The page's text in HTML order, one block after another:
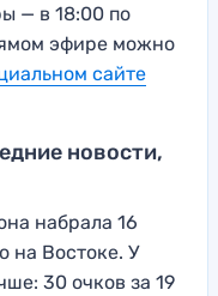
— в 18:00 по
эфире можно
сайте
новости,
набрала 16
на Востоке. У
30 очков за 19